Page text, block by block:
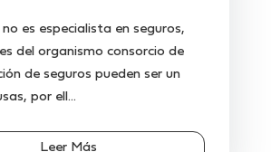
no es especialista en seguros,
del organismo consorcio de
de seguros pueden ser un
por ell...
Leer Más